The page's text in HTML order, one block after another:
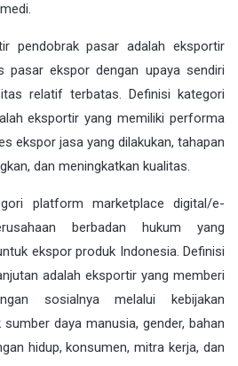
pendobrak pasar adalah eksportir
pasar ekspor dengan upaya sendiri
relatif terbatas. Definisi kategori
eksportir yang memiliki performa
ekspor jasa yang dilakukan, tahapan
dan meningkatkan kualitas.
platform marketplace digital/e-
berbadan hukum yang
ekspor produk Indonesia. Definisi
adalah eksportir yang memberi
sosialnya melalui kebijakan
daya manusia, gender, bahan
hidup, konsumen, mitra kerja, dan